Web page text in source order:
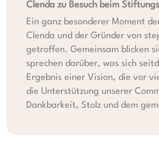
Clenda zu Besuch beim
Ein ganz besonderer Moment
Clenda und der Gründer von
getroffen. Gemeinsam blicken
sprechen darüber, was sich
Ergebnis einer Vision, die vor
die Unterstützung unserer
Dankbarkeit, Stolz und dem